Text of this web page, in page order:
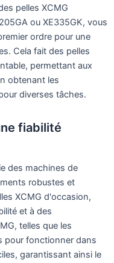
pelles XCMG
ou XE335GK, vous
ordre pour une
Cela fait des pelles
permettant aux
obtenant les
diverses tâches.
fiabilité
des machines de
robustes et
XCMG d'occasion,
et à des
telles que les
pour fonctionner dans
garantissant ainsi le